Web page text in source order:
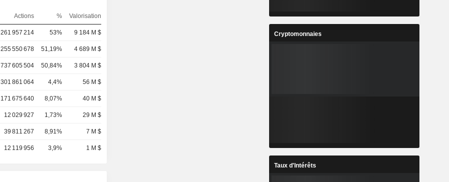
Actions % Valorisation
261 957 214 53% 9 184 M $
255 550 678 51,19% 4 689 M $
737 605 504 50,84% 3 804 M $
301 861 064 4,4% 56 M $
171 675 640 8,07% 40 M $
12 029 927 1,73% 29 M $
39 811 267 8,91% 7 M $
12 119 956 3,9% 1 M $
Cryptomonnaies
Taux d'Intérêts